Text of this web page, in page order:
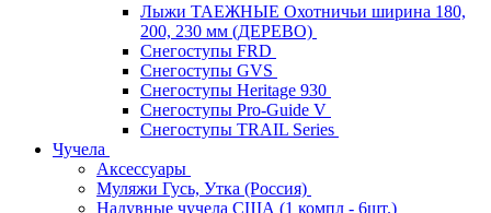
Лыжи ТАЕЖНЫЕ Охотничьи ширина 180,
200, 230 мм (ДЕРЕВО)
Снегоступы FRD
Снегоступы GVS
Снегоступы Heritage 930
Снегоступы Pro-Guide V
Снегоступы TRAIL Series
Чучела
Аксессуары
Муляжи Гусь, Утка (Россия)
Надувные чучела США (1 компл - 6шт.)